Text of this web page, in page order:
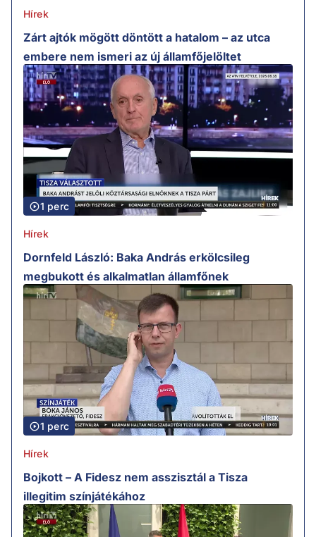
Hírek
Zárt ajtók mögött döntött a hatalom – az utca
embere nem ismeri az új államfőjelöltet
1 perc
Hírek
Dornfeld László: Baka András erkölcsileg
megbukott és alkalmatlan államfőnek
1 perc
Hírek
Bojkott – A Fidesz nem asszisztál a Tisza
illegitim színjátékához